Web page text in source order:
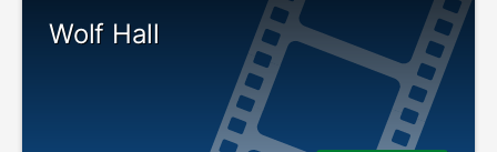
Wolf Hall